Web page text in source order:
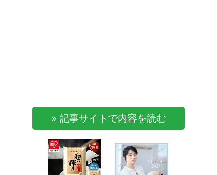
» 記事サイトで内容を読む